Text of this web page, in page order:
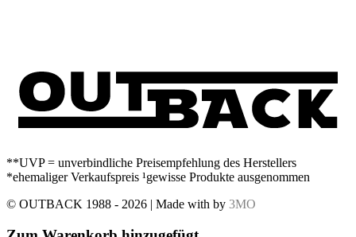
**UVP = unverbindliche Preisempfehlung des Herstellers
*ehemaliger Verkaufspreis ¹gewisse Produkte ausgenommen
© OUTBACK 1988 - 2026 | Made with by 3MO